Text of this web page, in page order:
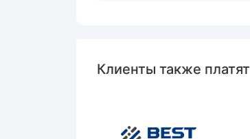
Клиенты также платят